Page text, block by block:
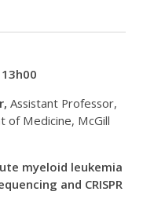
Assistant Professor,
of Medicine, McGill
myeloid leukemia
and CRISPR